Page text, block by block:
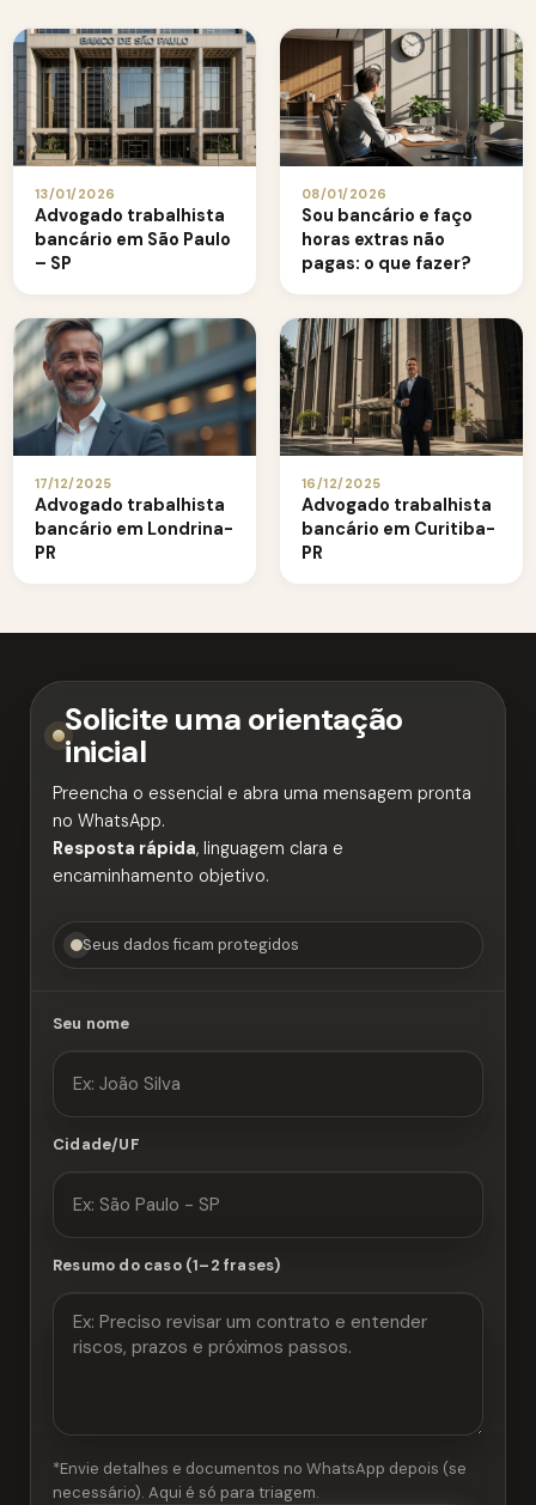
13/01/2026
Advogado trabalhista
bancário em São Paulo
– SP
08/01/2026
Sou bancário e faço
horas extras não
pagas: o que fazer?
17/12/2025
Advogado trabalhista
bancário em Londrina-
PR
16/12/2025
Advogado trabalhista
bancário em Curitiba-
PR
Solicite uma orientação
inicial
Preencha o essencial e abra uma mensagem pronta
no WhatsApp.
Resposta rápida, linguagem clara e
encaminhamento objetivo.
Seus dados ficam protegidos
Seu nome
Cidade/UF
Resumo do caso (1–2 frases)
*Envie detalhes e documentos no WhatsApp depois (se
necessário). Aqui é só para triagem.